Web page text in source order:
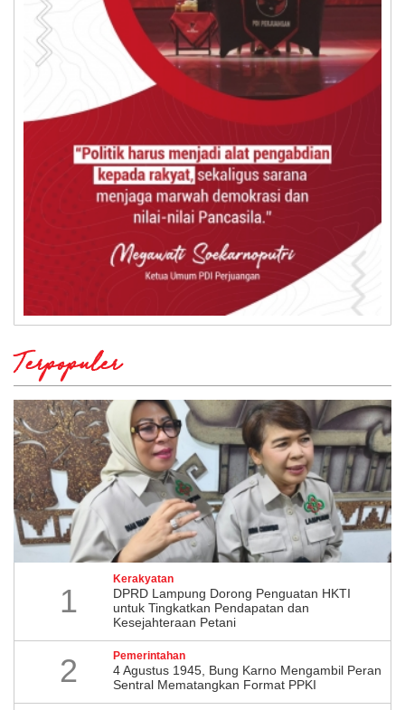
Terpopuler
1
Kerakyatan
DPRD Lampung Dorong Penguatan HKTI
untuk Tingkatkan Pendapatan dan
Kesejahteraan Petani
2 Pemerintahan
4 Agustus 1945, Bung Karno Mengambil Peran
Sentral Mematangkan Format PPKI